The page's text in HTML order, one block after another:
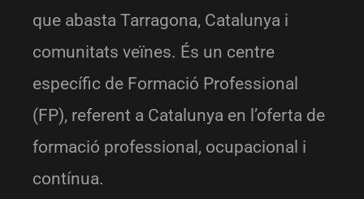
que abasta Tarragona, Catalunya i
comunitats veïnes. És un centre
específic de Formació Professional
(FP), referent a Catalunya en l’oferta de
formació professional, ocupacional i
contínua.